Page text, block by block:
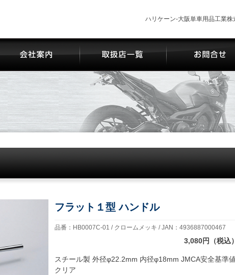
ハリケーン-大阪単車用品工業株
フラット１型 ハンドル
品番：HB0007C-01 / クロームメッキ / JAN：4936887000467
3,080円（税込）
スチール製 外径φ22.2mm 内径φ18mm JMCA安全基準値
クリア